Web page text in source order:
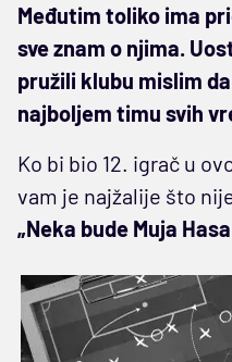
Međutim toliko ima
sve znam o njima.
pružili klubu mislim
najboljem timu svih
Ko bi bio 12. igrač u
vam je najžalije što
„Neka bude Muja